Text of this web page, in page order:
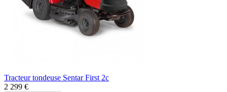
Tracteur tondeuse Sentar First 2c
2 299 €